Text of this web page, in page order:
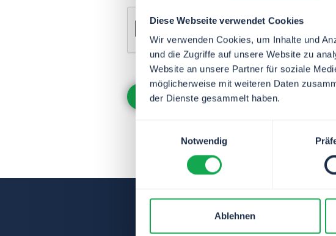
Diese Webseite verwendet Cookies
Wir verwenden Cookies, um Inhalte und
und die Zugriffe auf unsere Website zu
Website an unsere Partner für soziale
möglicherweise mit weiteren Daten
der Dienste gesammelt haben.
Notwendig
Ablehnen